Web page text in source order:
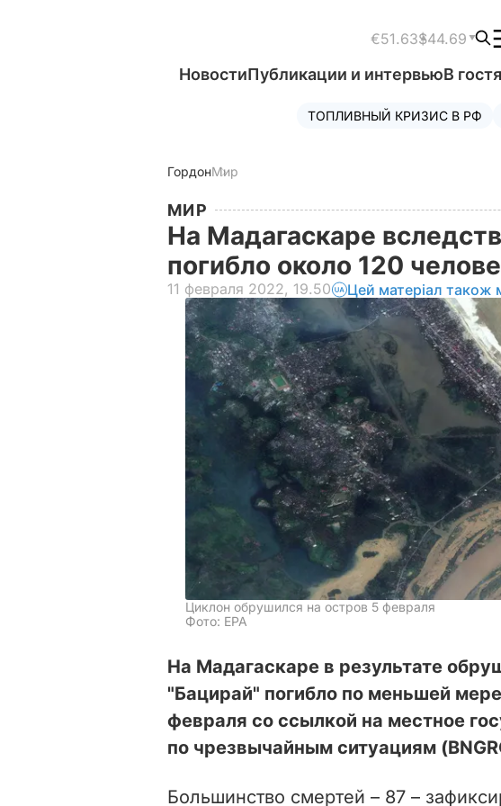
€51.63$44.69
НовостиПубликации и интервьюВ
ТОПЛИВНЫЙ КРИЗИС В РФ
ГордонМир
МИР
На Мадагаскаре
погибло около 120
11 февраля 2022, 19.50 Цей матеріал також
Циклон обрушился на остров 5 февраля
Фото: ЕРА
На Мадагаскаре в результате
"Бацирай" погибло по меньшей
февраля со ссылкой на местное
по чрезвычайным ситуациям
Большинство смертей – 87 –